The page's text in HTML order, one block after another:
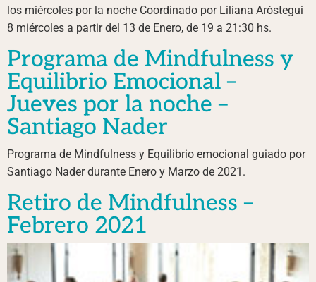
los miércoles por la noche Coordinado por Liliana Aróstegui
8 miércoles a partir del 13 de Enero, de 19 a 21:30 hs.
Programa de Mindfulness y
Equilibrio Emocional –
Jueves por la noche –
Santiago Nader
Programa de Mindfulness y Equilibrio emocional guiado por
Santiago Nader durante Enero y Marzo de 2021.
Retiro de Mindfulness –
Febrero 2021